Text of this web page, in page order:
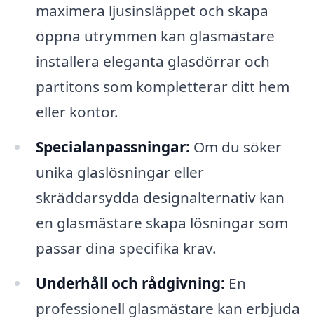
maximera ljusinsläppet och skapa
öppna utrymmen kan glasmästare
installera eleganta glasdörrar och
partitons som kompletterar ditt hem
eller kontor.
Specialanpassningar: Om du söker
unika glaslösningar eller
skräddarsydda designalternativ kan
en glasmästare skapa lösningar som
passar dina specifika krav.
Underhåll och rådgivning: En
professionell glasmästare kan erbjuda